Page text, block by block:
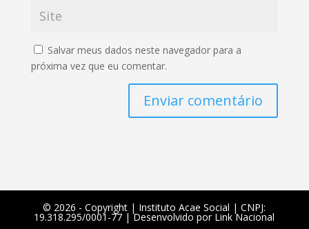
Salvar meus dados neste navegador para a
próxima vez que eu comentar.
Enviar comentário
©️ 2026 - Copyright | Instituto Acae Social | CNPJ:
19.318.295/0001-77 | Desenvolvido por Link Nacional